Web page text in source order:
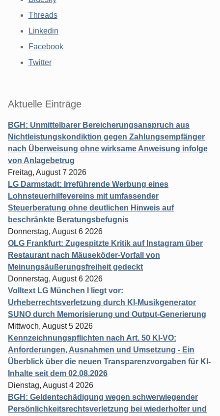
Threads
Linkedin
Facebook
Twitter
Aktuelle Einträge
BGH: Unmittelbarer Bereicherungsanspruch aus
Nichtleistungskondiktion gegen Zahlungsempfänger
nach Überweisung ohne wirksame Anweisung infolge
von Anlagebetrug
Freitag, August 7 2026
LG Darmstadt: Irreführende Werbung eines
Lohnsteuerhilfevereins mit umfassender
Steuerberatung ohne deutlichen Hinweis auf
beschränkte Beratungsbefugnis
Donnerstag, August 6 2026
OLG Frankfurt: Zugespitzte Kritik auf Instagram über
Restaurant nach Mäuseköder-Vorfall von
Meinungsäußerungsfreiheit gedeckt
Donnerstag, August 6 2026
Volltext LG München I liegt vor:
Urheberrechtsverletzung durch KI-Musikgenerator
SUNO durch Memorisierung und Output-Generierung
Mittwoch, August 5 2026
Kennzeichnungspflichten nach Art. 50 KI-VO:
Anforderungen, Ausnahmen und Umsetzung - Ein
Überblick über die neuen Transparenzvorgaben für KI-
Inhalte seit dem 02.08.2026
Dienstag, August 4 2026
BGH: Geldentschädigung wegen schwerwiegender
Persönlichkeitsrechtsverletzung bei wiederholter und